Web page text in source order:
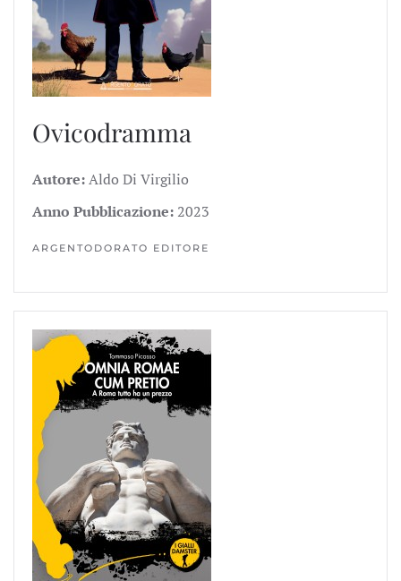
Ovicodramma
Autore:Aldo Di Virgilio
Anno Pubblicazione: 2023
ARGENTODORATO EDITORE